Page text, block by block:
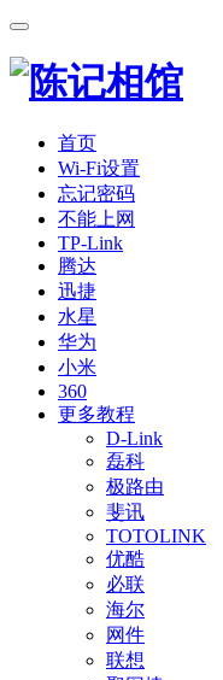
首页
Wi-Fi设置
忘记密码
不能上网
TP-Link
腾达
迅捷
水星
华为
小米
360
更多教程
D-Link
磊科
极路由
斐讯
TOTOLINK
优酷
必联
海尔
网件
联想